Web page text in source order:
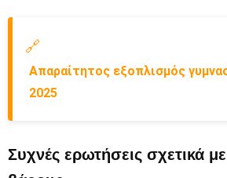
🔗
Απαραίτητος εξοπλισμός
2025
Συχνές ερωτήσεις σχετικά